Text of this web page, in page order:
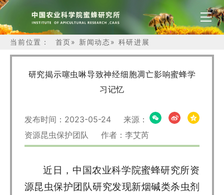
当前位置： 首页» 新闻动态» 科研进展
研究揭示噻虫啉导致神经细胞凋亡影响蜜蜂学
习记忆
发布时间：2023-05-24 来源：
资源昆虫保护团队 作者：李艾芮
近日，中国农业科学院蜜蜂研究所资
源昆虫保护团队研究发现新烟碱类杀虫剂